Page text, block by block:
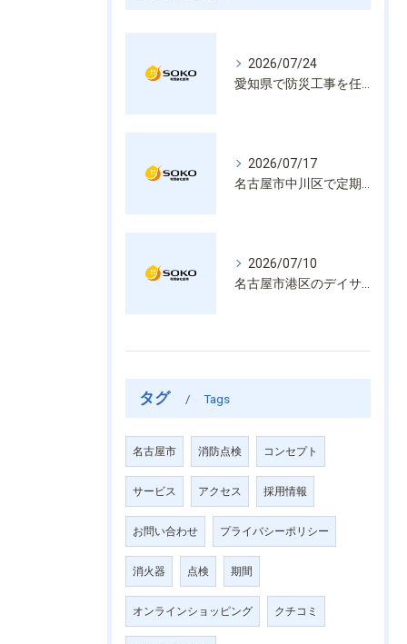
2026/07/24
2026/07/17
2026/07/10
タグ Tags
名古屋市 消防点検 コンセプト
サービス アクセス 採用情報
お問い合わせ プライバシーポリシー
消火器 点検 期間
オンラインショッピング クチコミ